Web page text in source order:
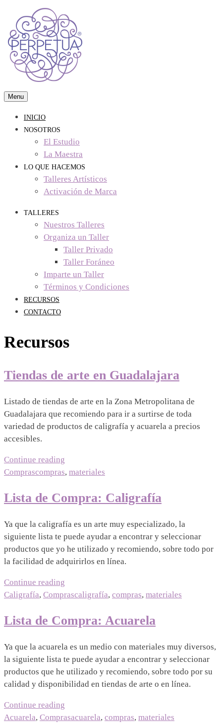
content
Perpetua Studio
visual arts & crafts studio
Menu
INICIO
NOSOTROS
El Estudio
La Maestra
LO QUE HACEMOS
Talleres Artísticos
Activación de Marca
TALLERES
Nuestros Talleres
Organiza un Taller
Taller Privado
Taller Foráneo
Imparte un Taller
Términos y Condiciones
RECURSOS
CONTACTO
Recursos
Tiendas de arte en Guadalajara
12/07/202612/07/2026
|
Mariel
Listado de tiendas de arte en la Zona Metropolitana de
Guadalajara que recomiendo para ir a surtirse de toda
variedad de productos de caligrafía y acuarela a precios
accesibles.
Continue reading
de
en
Comprascompras, materiales
Lista de Compra: Caligrafía
12/07/202612/07/2026
|
Mariel
Ya que la caligrafía es un arte muy especializado, la
siguiente lista te puede ayudar a encontrar y seleccionar
productos que yo he utilizado y recomiendo, sobre todo por
la facilidad de adquirirlos en línea.
Continue reading
de
Caligrafía”
Caligrafía, Comprascaligrafía, compras, materiales
Lista de Compra: Acuarela
12/07/202612/07/2026
|
Mariel
Ya que la acuarela es un medio con materiales muy diversos,
la siguiente lista te puede ayudar a encontrar y seleccionar
productos que he utilizado y recomiendo, sobre todo por su
calidad y disponibilidad en tiendas de arte o en línea.
Continue reading
de
Acuarela, Comprasacuarela, compras, materiales